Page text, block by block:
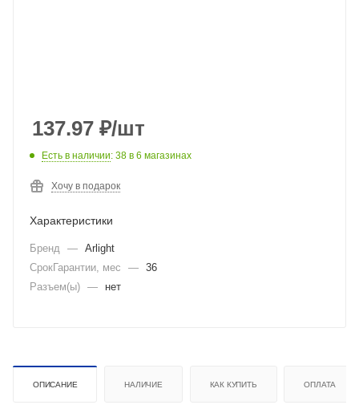
137.97 ₽/шт
Есть в наличии: 38 в 6 магазинах
Хочу в подарок
Характеристики
Бренд — Arlight
СрокГарантии, мес
— 36
Разъем(ы) — нет
ОПИСАНИЕ НАЛИЧИЕ КАК КУПИТЬ ОПЛАТА